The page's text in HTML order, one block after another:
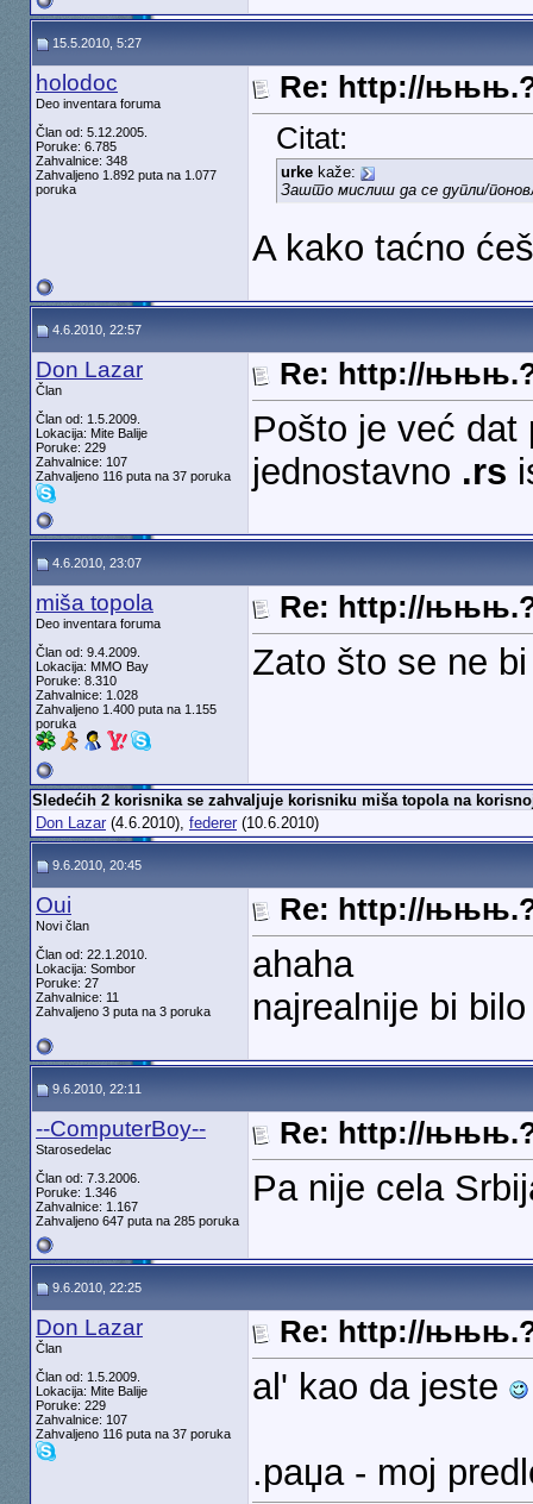
15.5.2010, 5:27
holodoc
Deo inventara foruma
Član od: 5.12.2005.
Poruke: 6.785
Zahvalnice: 348
Zahvaljeno 1.892 puta na 1.077
poruka
Re: http://
Citat:
urkekaže:
Зашто мислиш да се дупли/
A kako taćno
4.6.2010, 22:57
Don Lazar
Član
Član od: 1.5.2009.
Lokacija: Mite Balije
Poruke: 229
Zahvalnice: 107
Zahvaljeno 116 puta na 37 poruka
Re: http://
Pošto je već
jednostavno .rs
4.6.2010, 23:07
miša topola
Deo inventara foruma
Član od: 9.4.2009.
Lokacija: MMO Bay
Poruke: 8.310
Zahvalnice: 1.028
Zahvaljeno 1.400 puta na 1.155
poruka
Re: http://
Zato što se ne
Sledećih 2 korisnika se zahvaljuje korisniku miša topola na
Don Lazar(4.6.2010), federer(10.6.2010)
9.6.2010, 20:45
Oui
Novi član
Član od: 22.1.2010.
Lokacija: Sombor
Poruke: 27
Zahvalnice: 11
Zahvaljeno 3 puta na 3 poruka
Re: http://
ahaha
najrealnije bi
9.6.2010, 22:11
--ComputerBoy--
Starosedelac
Član od: 7.3.2006.
Poruke: 1.346
Zahvalnice: 1.167
Zahvaljeno 647 puta na 285 poruka
Re: http://
Pa nije cela
9.6.2010, 22:25
Don Lazar
Član
Član od: 1.5.2009.
Lokacija: Mite Balije
Poruke: 229
Zahvalnice: 107
Zahvaljeno 116 puta na 37 poruka
Re: http://
al' kao da jeste
.раџа - moj